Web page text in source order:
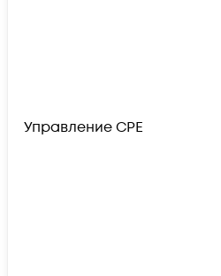
Управление CPE